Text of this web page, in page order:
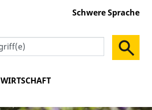
Schwere Sprache
WIRTSCHAFT